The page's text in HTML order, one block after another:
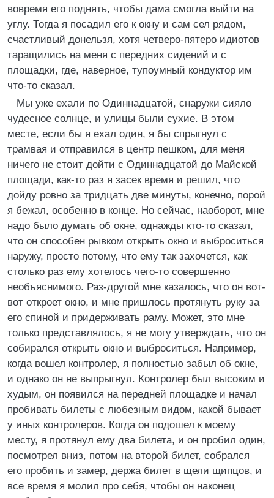
вовремя его поднять, чтобы дама смогла выйти на
углу. Тогда я посадил его к окну и сам сел рядом,
счастливый донельзя, хотя четверо-пятеро идиотов
таращились на меня с передних сидений и с
площадки, где, наверное, тупоумный кондуктор им
что-то сказал.
Мы уже ехали по Одиннадцатой, снаружи сияло
чудесное солнце, и улицы были сухие. В этом
месте, если бы я ехал один, я бы спрыгнул с
трамвая и отправился в центр пешком, для меня
ничего не стоит дойти с Одиннадцатой до Майской
площади, как-то раз я засек время и решил, что
дойду ровно за тридцать две минуты, конечно, порой
я бежал, особенно в конце. Но сейчас, наоборот, мне
надо было думать об окне, однажды кто-то сказал,
что он способен рывком открыть окно и выброситься
наружу, просто потому, что ему так захочется, как
столько раз ему хотелось чего-то совершенно
необъяснимого. Раз-другой мне казалось, что он вот-
вот откроет окно, и мне пришлось протянуть руку за
его спиной и придерживать раму. Может, это мне
только представлялось, я не могу утверждать, что он
собирался открыть окно и выброситься. Например,
когда вошел контролер, я полностью забыл об окне,
и однако он не выпрыгнул. Контролер был высоким и
худым, он появился на передней площадке и начал
пробивать билеты с любезным видом, какой бывает
у иных контролеров. Когда он подошел к моему
месту, я протянул ему два билета, и он пробил один,
посмотрел вниз, потом на второй билет, собрался
его пробить и замер, держа билет в щели щипцов, и
все время я молил про себя, чтобы он наконец